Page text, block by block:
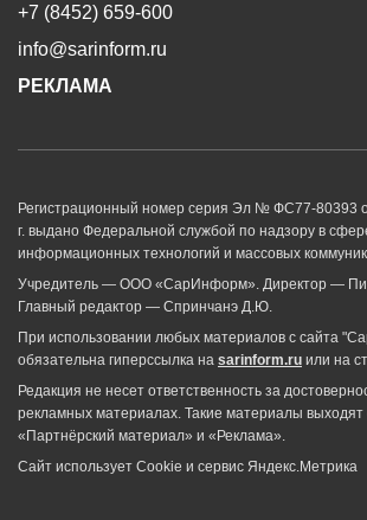
+7 (8452) 659-600
info@sarinform.ru
РЕКЛАМА
Регистрационный номер серия Эл № ФС77-80393
г. выдано Федеральной службой по надзору в
информационных технологий и массовых
Учредитель — ООО «СарИнформ». Директор —
Главный редактор — Спринчанэ Д.Ю.
При использовании любых материалов с сайта
обязательна гиперссылка на sarinform.ru или на
Редакция не несет ответственность за
рекламных материалах. Такие материалы выходят
«Партнёрский материал» и «Реклама».
Сайт использует Cookie и сервиc Яндекс.Метрика